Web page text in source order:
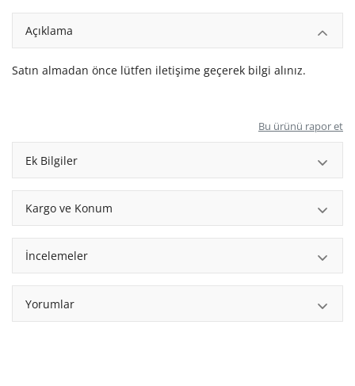
Açıklama
Satın almadan önce lütfen iletişime geçerek bilgi alınız.
Bu ürünü rapor et
Ek Bilgiler
Kargo ve Konum
İncelemeler
Yorumlar